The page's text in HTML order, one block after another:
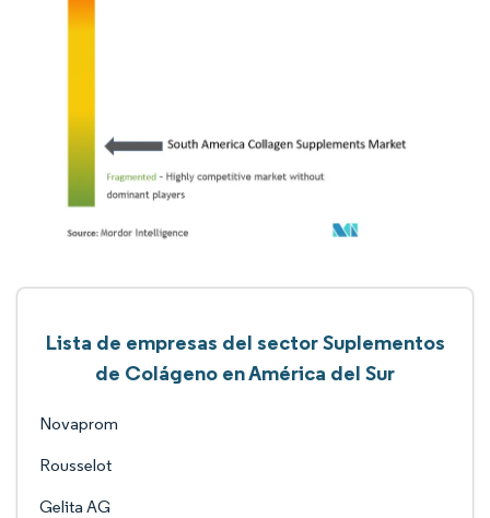
Lista de empresas del sector Suplementos
de Colágeno en América del Sur
Novaprom
Rousselot
Gelita AG